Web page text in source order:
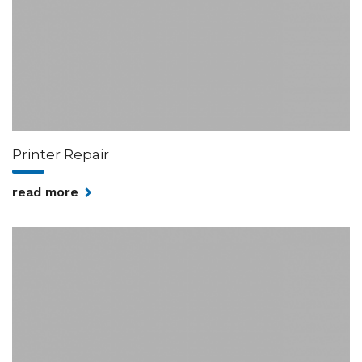
Printer Repair
read more